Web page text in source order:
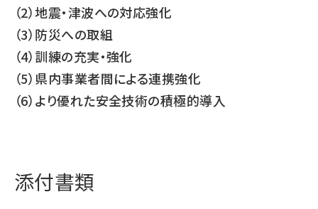
（2）地震・津波への対応強化
（3）防災への取組
（4）訓練の充実・強化
（5）県内事業者間による連携強化
（6）より優れた安全技術の積極的導入
添付書類